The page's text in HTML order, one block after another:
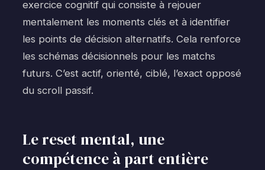
exercice cognitif qui consiste à rejouer
mentalement les moments clés et à identifier
les points de décision alternatifs. Cela renforce
les schémas décisionnels pour les matchs
futurs. C’est actif, orienté, ciblé, l’exact opposé
du scroll passif.
Le reset mental, une
compétence à part entière